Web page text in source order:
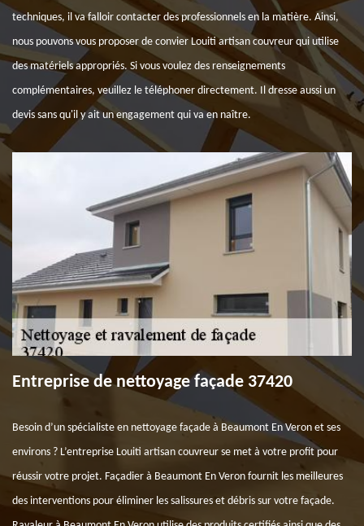
techniques, il va falloir contacter des professionnels en la matière. Ainsi,
nous pouvons vous proposer de convier Louiti artisan couvreur qui utilise
des matériels appropriés. Si vous voulez des renseignements
complémentaires, veuillez le téléphoner directement. Il dresse aussi un
devis sans qu'il y ait un engagement qui va en naître.
Entreprise de nettoyage façade 37420
Besoin d’un spécialiste en nettoyage façade à Beaumont En Veron et ses
environs ? L’entreprise Louiti artisan couvreur se met à votre profit pour
réussir votre projet. Façadier à Beaumont En Veron fournit les meilleures
des interventions pour éliminer les salissures et débris sur votre façade.